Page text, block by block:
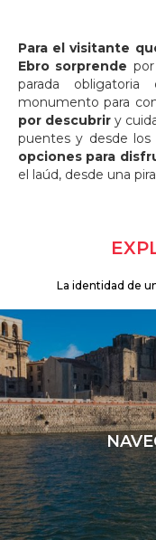
Para el visitante
Ebro sorprende
parada
monumento para
por descubrir y
puentes y desde los
opciones para
el laúd, desde una
La identidad de